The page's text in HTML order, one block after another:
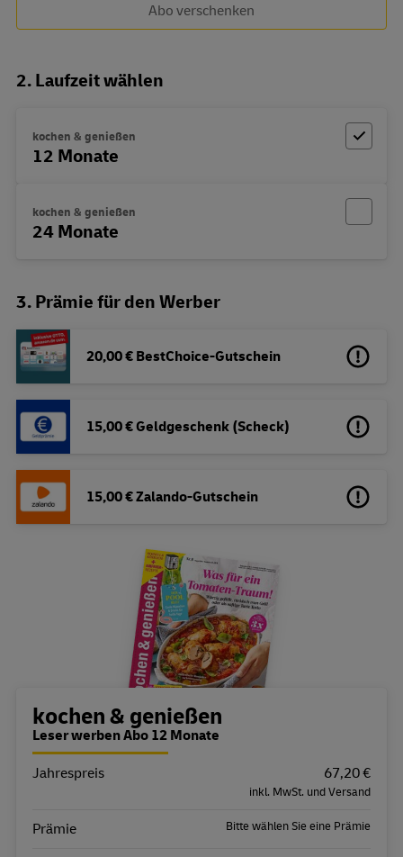
Abo verschenken
2. Laufzeit wählen
kochen & genießen
12 Monate
kochen & genießen
24 Monate
3. Prämie für den Werber
20,00 € BestChoice-Gutschein
15,00 € Geldgeschenk (Scheck)
15,00 € Zalando-Gutschein
Bestellübersicht
kochen & genießen
Leser werben Abo 12 Monate
Eigenschaft
Jahrespreis 67,20 €
inkl. MwSt. und Versand
Prämie Bitte wählen Sie eine Prämie